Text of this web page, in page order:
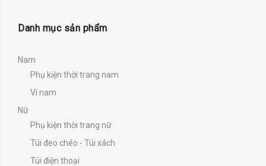
Danh mục sản phẩm
Nam
Phụ kiện thời trang nam
Ví nam
Nữ
Phụ kiện thời trang nữ
Túi đeo chéo - Túi xách
Túi điện thoại